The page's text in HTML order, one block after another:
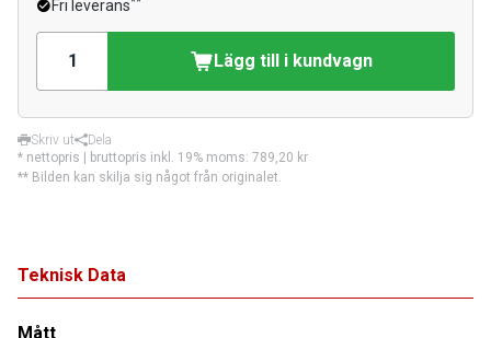
Fri leverans
Lägg till i kundvagn
Skriv ut
Dela
* nettopris | bruttopris inkl. 19% moms: 789,20 kr
** Bilden kan skilja sig något från originalet.
Teknisk Data
Mått